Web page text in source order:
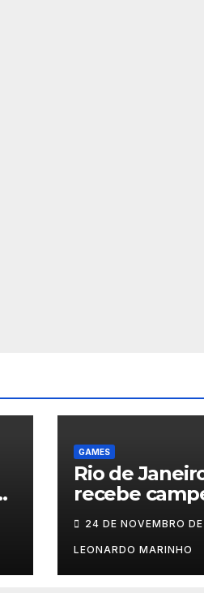
GAMES
Rio de
recebe
de games
prêmios em
dinheiro
24 DE NOVEMBRO
LEONARDO MARINHO